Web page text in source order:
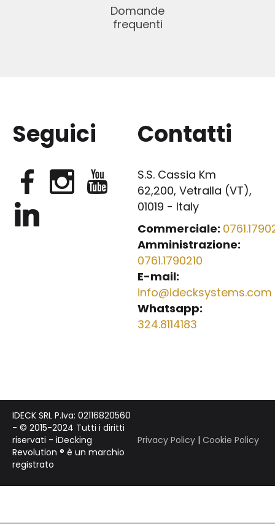
Domande
frequenti
Seguici Contatti
S.S. Cassia Km
62,200, Vetralla (VT),
01019 - Italy
Commerciale:
Amministrazione:
0761.1790210
E-mail:
info@idecksystems.com
Whatsapp:
324.8114183
IDECK SRL P.Iva: 02116820560
- © 2015-2024 Tutti i diritti
riservati - iDecking
Revolution ® è un marchio
registrato
Privacy Policy | Cookie Policy